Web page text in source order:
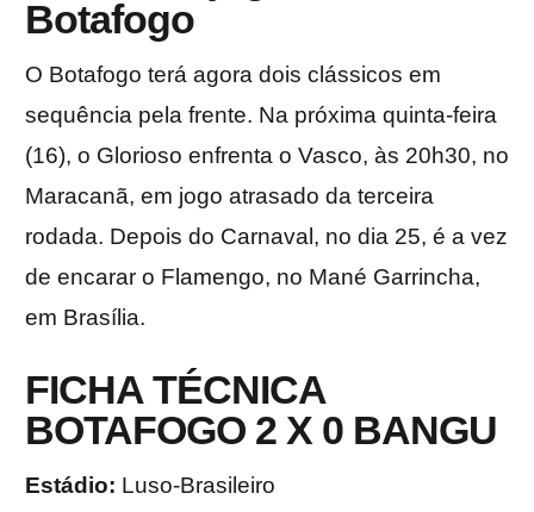
Botafogo
O Botafogo terá agora dois clássicos em
sequência pela frente. Na próxima quinta-feira
(16), o Glorioso enfrenta o Vasco, às 20h30, no
Maracanã, em jogo atrasado da terceira
rodada. Depois do Carnaval, no dia 25, é a vez
de encarar o Flamengo, no Mané Garrincha,
em Brasília.
FICHA TÉCNICA
BOTAFOGO 2 X 0 BANGU
Estádio: Luso-Brasileiro